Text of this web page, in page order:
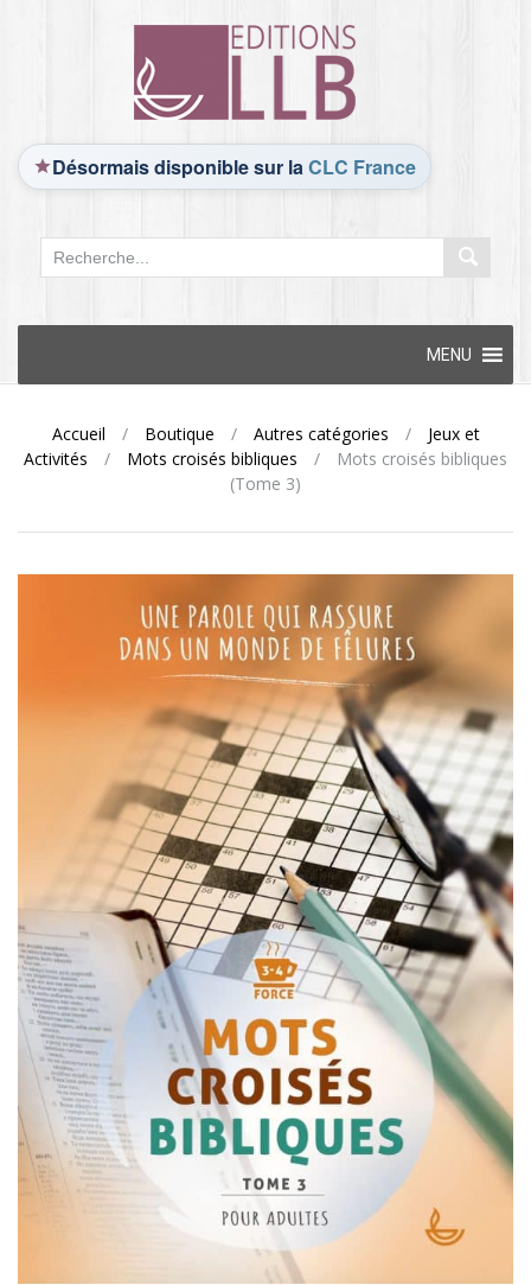
Désormais disponible sur laCLC France
content
MENU
Accueil / Boutique / Autres catégories /
Jeux et
Activités
/ Mots croisés bibliques /
Mots croisés bibliques
(Tome 3)